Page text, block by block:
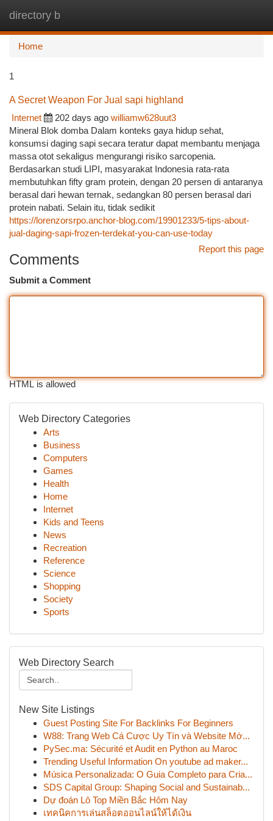
directory b
Home
1
A Secret Weapon For Jual sapi highland
Internet
202 days ago williamw628uut3
Mineral Blok domba Dalam konteks gaya hidup sehat,
konsumsi daging sapi secara teratur dapat membantu menjaga
massa otot sekaligus mengurangi risiko sarcopenia.
Berdasarkan studi LIPI, masyarakat Indonesia rata-rata
membutuhkan fifty gram protein, dengan 20 persen di antaranya
berasal dari hewan ternak, sedangkan 80 persen berasal dari
protein nabati. Selain itu, tidak sedikit
https://lorenzorsrpo.anchor-blog.com/19901233/5-tips-about-
jual-daging-sapi-frozen-terdekat-you-can-use-today
Report this page
Comments
Submit a Comment
HTML is allowed
Web Directory Categories
Arts
Business
Computers
Games
Health
Home
Internet
Kids and Teens
News
Recreation
Reference
Science
Shopping
Society
Sports
Web Directory Search
New Site Listings
Guest Posting Site For Backlinks For Beginners
W88: Trang Web Cá Cược Uy Tín và Website Mớ...
PySec.ma: Sécurité et Audit en Python au Maroc
Trending Useful Information On youtube ad maker...
Música Personalizada: O Guia Completo para Cria...
SDS Capital Group: Shaping Social and Sustainab...
Dự đoán Lô Top Miền Bắc Hôm Nay
เทคนิคการเล่นสล็อตออนไลน์ให้ได้เงิน